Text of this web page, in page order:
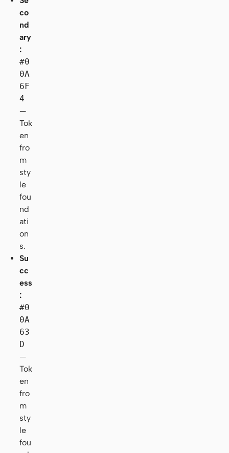
co
nd
ary
:
#0
0A
6F
4
—
Tok
en
fro
m
sty
le
fou
nd
ati
on
s.
Su
cc
ess
:
#0
0A
63
D
—
Tok
en
fro
m
sty
le
fou